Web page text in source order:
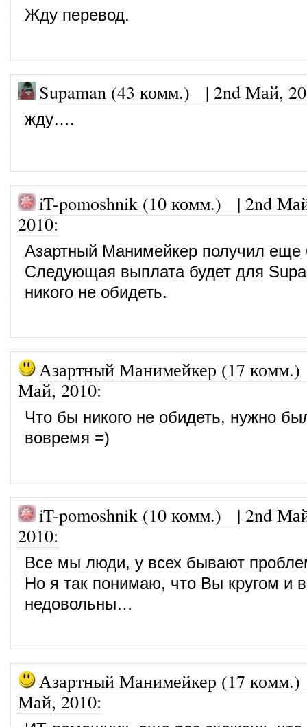
Жду перевод.
Supaman (43 комм.) | 2nd Май,
жду….
iT-pomoshnik (10 комм.) | 2nd
2010:
Азартный Манимейкер получил еще
Следующая выплата будет для
никого не обидеть.
Азартный Манимейкер (17 комм.)
Май, 2010:
Что бы никого не обидеть, нужно
вовремя =)
iT-pomoshnik (10 комм.) | 2nd
2010:
Все мы люди, у всех бывают
Но я так понимаю, что Вы кругом и
недовольны…
Азартный Манимейкер (17 комм.)
Май, 2010: